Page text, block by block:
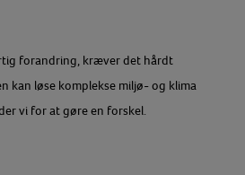
forandring, kræver det hårdt
kan løse komplekse miljø- og klima
vi for at gøre en forskel.